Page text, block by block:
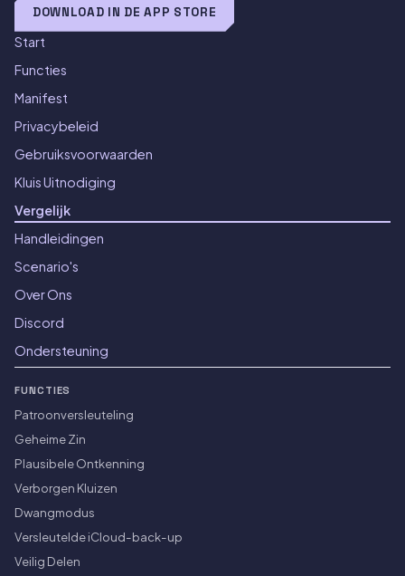
DOWNLOAD IN DE APP STORE
Start
Functies
Manifest
Privacybeleid
Gebruiksvoorwaarden
Kluis Uitnodiging
Vergelijk
Handleidingen
Scenario's
Over Ons
Discord
Ondersteuning
FUNCTIES
Patroonversleuteling
Geheime Zin
Plausibele Ontkenning
Verborgen Kluizen
Dwangmodus
Versleutelde iCloud-back-up
Veilig Delen